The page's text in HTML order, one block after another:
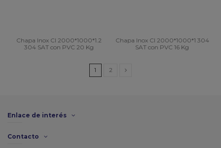
Chapa Inox CI 2000*1000*1.2
304 SAT con PVC 20 Kg
Chapa Inox CI 2000*1000*1 304
SAT con PVC 16 Kg
1 2
Enlace de interés
Contacto